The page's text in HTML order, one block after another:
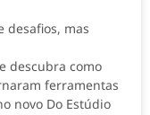
desafios, mas
descubra como
ferramentas
novo Do Estúdio